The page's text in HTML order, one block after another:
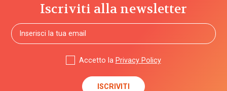
Iscriviti alla newsletter
Accetto la Privacy Policy